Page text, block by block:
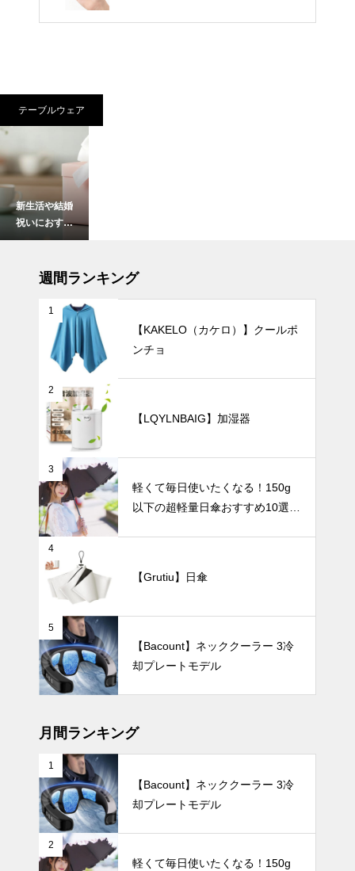
テーブルウェア
新生活や結婚
祝いにおすす
め。もらって
わりの食器ギ
【2025年最
新版】24時
間以上使える
大容量ハンデ
ィファンおす
すめ7選
UV・雨対策
【2025年最
新版】男性向
け日傘おすす
め5選｜大き
めサイズで強
風に強く、ビ
ジネスでも使
UV・雨対策
紫外線対策も
可愛くおしゃ
れに！フェミ
ニンな日傘お
通勤やお出か
けにぴったり
の一本を見つ
けよう
テーブルウェア
親子の朝食が
もっと楽しく
なる、 おし
ゃれでかわい
い食器7選。
インテリア小物
週間ランキング
1
【KAKELO（カケロ）】クールポ
ンチョ
2
【LQYLNBAIG】加湿器
3
軽くて毎日使いたくなる！150g
以下の超軽量日傘おすすめ10選
4
【Grutiu】日傘
5
【Bacount】ネッククーラー 3冷
却プレートモデル
月間ランキング
1
【Bacount】ネッククーラー 3冷
却プレートモデル
2
軽くて毎日使いたくなる！150g